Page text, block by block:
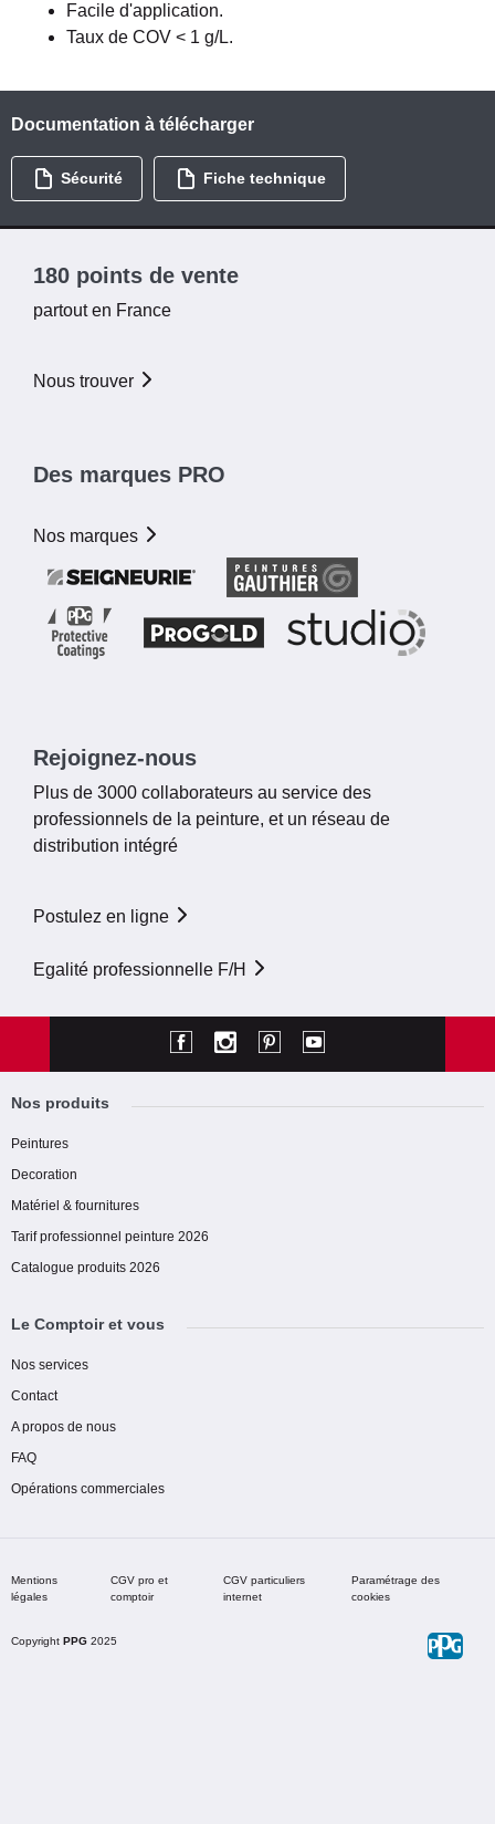
Facile d'application.
Taux de COV < 1 g/L.
Documentation à télécharger
Sécurité Fiche technique
180 points de vente
partout en France
Nous trouver
Des marques PRO
Nos marques
Rejoignez-nous
Plus de 3000 collaborateurs au service des
professionnels de la peinture, et un réseau de
distribution intégré
Postulez en ligne
Egalité professionnelle F/H
Nos produits
Peintures
Decoration
Matériel & fournitures
Tarif professionnel peinture 2026
Catalogue produits 2026
Le Comptoir et vous
Nos services
Contact
A propos de nous
FAQ
Opérations commerciales
Mentions
légales
CGV pro et
comptoir
CGV particuliers
internet
Paramétrage des
cookies
Copyright PPG 2025